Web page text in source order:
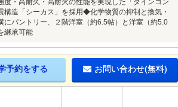
・高耐久・高耐火の性能を実現した「ダインコン
造「シーカス」を採用◆化学物質の抑制と換気・
パントリー、２階洋室（約6.5帖）と洋室（約5.0
継承可能
予約をする お問い合わせ(無料)